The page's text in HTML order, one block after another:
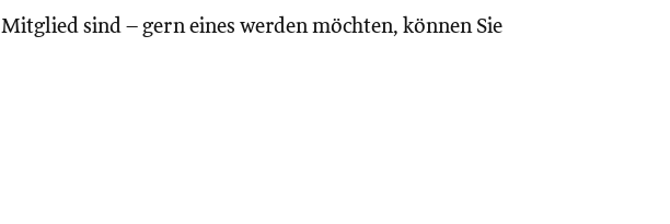
Mitglied sind – gern eines werden möchten, können Sie